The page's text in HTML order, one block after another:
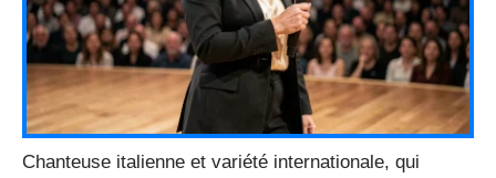
Chanteuse italienne et variété internationale, qui